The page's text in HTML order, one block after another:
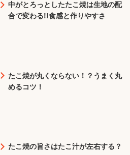
中がとろっとしたたこ焼は生地の配
合で変わる!!食感と作りやすさ
たこ焼が丸くならない！？うまく丸
めるコツ！
たこ焼の旨さはたこ汁が左右する？